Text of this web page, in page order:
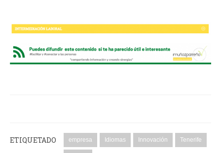
ETIQUETADO empresa Idiomas Innovación Tenerife